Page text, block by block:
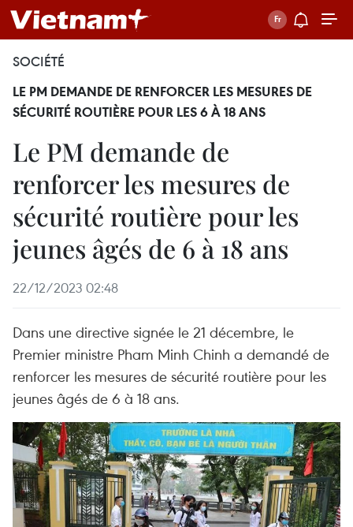
SOCIÉTÉ
LE PM DEMANDE DE RENFORCER LES MESURES DE
SÉCURITÉ ROUTIÈRE POUR LES 6 À 18 ANS
Le PM demande de
renforcer les mesures de
sécurité routière pour les
jeunes âgés de 6 à 18 ans
22/12/2023 02:48
Dans une directive signée le 21 décembre, le
Premier ministre Pham Minh Chinh a demandé de
renforcer les mesures de sécurité routière pour les
jeunes âgés de 6 à 18 ans.